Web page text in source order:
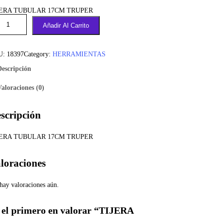
TUBULAR 17CM TRUPER
Añadir Al Carrito
18397Category: HERRAMIENTAS
(0)
TUBULAR 17CM TRUPER
valoraciones aún.
el primero en valorar “TIJERA